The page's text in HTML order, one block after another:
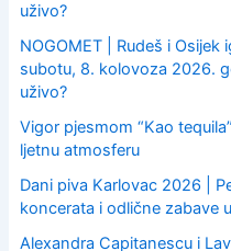
uživo?
NOGOMET | Rudeš i
subotu, 8. kolovoza 2026.
uživo?
Vigor pjesmom “Kao
ljetnu atmosferu
Dani piva Karlovac 2026 |
koncerata i odlične zabave
Alexandra Capitanescu i